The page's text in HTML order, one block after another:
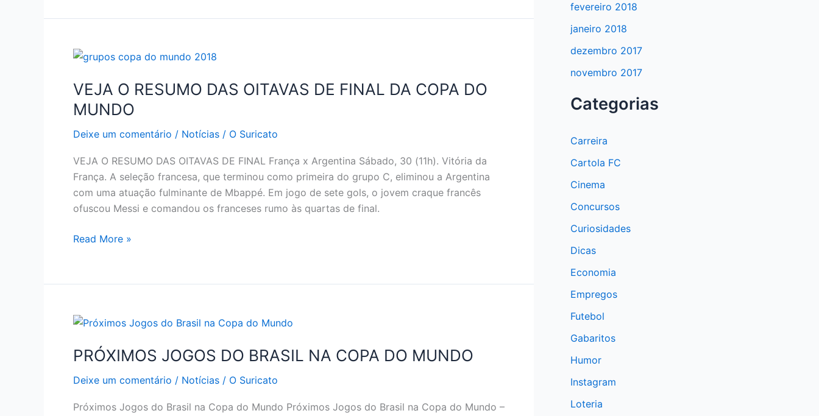
MEME
CONVOCADO
CBF
VEJA O RESUMO DAS OITAVAS DE FINAL DA COPA DO
MUNDO
Deixe um comentário / Notícias / O Suricato
VEJA O RESUMO DAS OITAVAS DE FINAL França x Argentina Sábado, 30 (11h). Vitória da
França. A seleção francesa, que terminou como primeira do grupo C, eliminou a Argentina
com uma atuação fulminante de Mbappé. Em jogo de sete gols, o jovem craque francês
ofuscou Messi e comandou os franceses rumo às quartas de final.
VEJA
DAS
DE
DA
COPA
DO
Read More »
PRÓXIMOS JOGOS DO BRASIL NA COPA DO MUNDO
Deixe um comentário / Notícias / O Suricato
Próximos Jogos do Brasil na Copa do Mundo Próximos Jogos do Brasil na Copa do Mundo –
fevereiro 2018
janeiro 2018
dezembro 2017
novembro 2017
Categorias
Carreira
Cartola FC
Cinema
Concursos
Curiosidades
Dicas
Economia
Empregos
Futebol
Gabaritos
Humor
Instagram
Loteria